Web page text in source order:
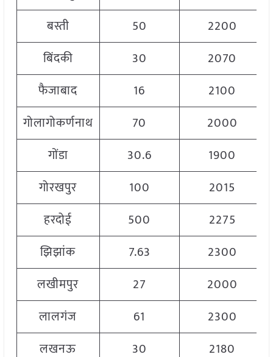
बस्ती
50
2200
बिंदकी
30
2070
फैजाबाद
16
2100
गोलागोकर्णनाथ
70
2000
गोंडा
30.6
1900
गोरखपुर
100
2015
हरदोई
500
2275
झिझांक
7.63
2300
लखीमपुर
27
2000
लालगंज
61
2300
लखनऊ
30
2180